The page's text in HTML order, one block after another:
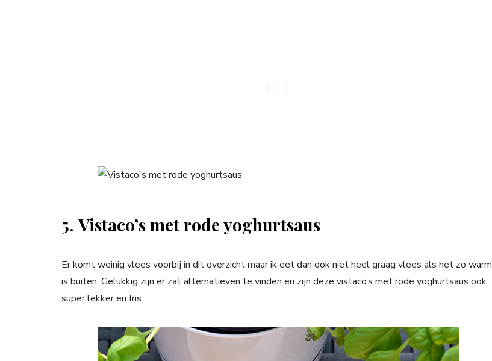
5. Vistaco’s met rode yoghurtsaus
Er komt weinig vlees voorbij in dit overzicht maar ik eet dan ook niet heel graag vlees als het zo warm
is buiten. Gelukkig zijn er zat alternatieven te vinden en zijn deze vistaco’s met rode yoghurtsaus ook
super lekker en fris.